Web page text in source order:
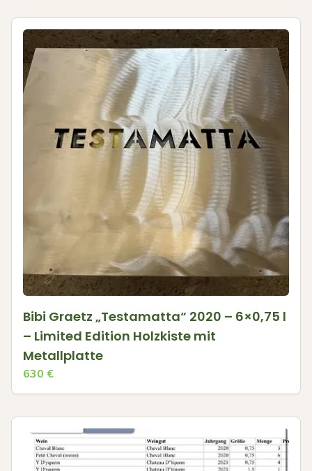
Bibi Graetz „Testamatta“ 2020 – 6×0,75 l
– Limited Edition Holzkiste mit
Metallplatte
630 €